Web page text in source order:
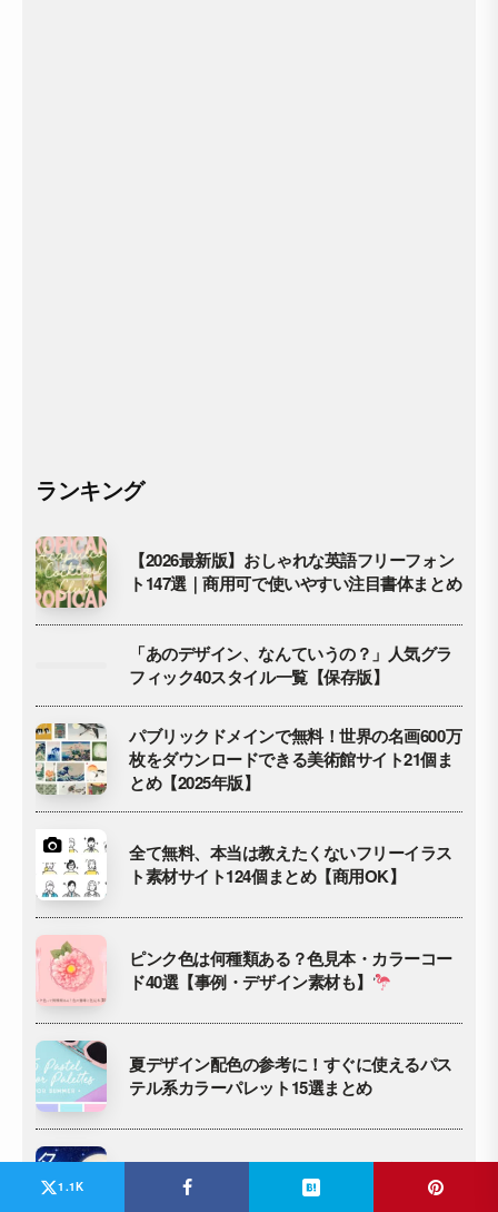
ランキング
【2026最新版】おしゃれな英語フリーフォン
ト147選｜商用可で使いやすい注目書体まとめ
「あのデザイン、なんていうの？」人気グラ
フィック40スタイル一覧【保存版】
パブリックドメインで無料！世界の名画600万
枚をダウンロードできる美術館サイト21個ま
とめ【2025年版】
全て無料、本当は教えたくないフリーイラス
ト素材サイト124個まとめ【商用OK】
ピンク色は何種類ある？色見本・カラーコー
ド40選【事例・デザイン素材も】
夏デザイン配色の参考に！すぐに使えるパス
テル系カラーパレット15選まとめ
みんなのAdobe Fonts おすすめ日本語フォン
ト35選【2022年版】
1.1K